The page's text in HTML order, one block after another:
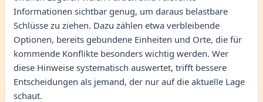
Informationen sichtbar genug, um daraus belastbare
Schlüsse zu ziehen. Dazu zählen etwa verbleibende
Optionen, bereits gebundene Einheiten und Orte, die für
kommende Konflikte besonders wichtig werden. Wer
diese Hinweise systematisch auswertet, trifft bessere
Entscheidungen als jemand, der nur auf die aktuelle Lage
schaut.